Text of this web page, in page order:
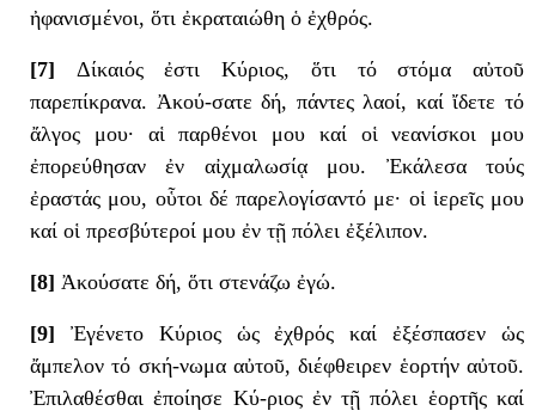
ἠφανισμένοι, ὅτι ἐκραταιώθη ὁ ἐχθρός.
[7] Δίκαιός ἐστι Κύριος, ὅτι τό στόμα αὐτοῦ
παρεπίκρανα. Ἀκού-σατε δή, πάντες λαοί, καί ἴδετε τό
ἄλγος μου· αἱ παρθένοι μου καί οἱ νεανίσκοι μου
ἐπορεύθησαν ἐν αἰχμαλωσίᾳ μου. Ἐκάλεσα τούς
ἐραστάς μου, οὗτοι δέ παρελογίσαντό με· οἱ ἱερεῖς μου
καί οἱ πρεσβύτεροί μου ἐν τῇ πόλει ἐξέλιπον.
[8] Ἀκούσατε δή, ὅτι στενάζω ἐγώ.
[9] Ἐγένετο Κύριος ὡς ἐχθρός καί ἐξέσπασεν ὡς
ἄμπελον τό σκή-νωμα αὐτοῦ, διέφθειρεν ἑορτήν αὐτοῦ.
Ἐπιλαθέσθαι ἐποίησε Κύ-ριος ἐν τῇ πόλει ἑορτῆς καί